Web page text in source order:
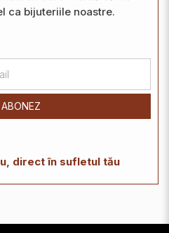
ca bijuteriile noastre.
direct în sufletul tău